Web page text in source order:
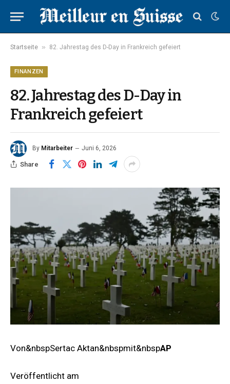
Startseite » 82. Jahrestag des D-Day in Frankreich gefeiert
FINANZEN
82. Jahrestag des D-Day in
Frankreich gefeiert
By Mitarbeiter Juni 6, 2026
Share
Von&nbspSertac Aktan&nbspmit&nbspAP
Veröffentlicht am